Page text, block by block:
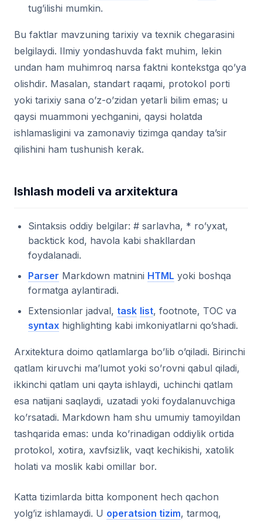
tug’ilishi mumkin.
Bu faktlar mavzuning tarixiy va texnik chegarasini
belgilaydi. Ilmiy yondashuvda fakt muhim, lekin
undan ham muhimroq narsa faktni kontekstga qo’ya
olishdir. Masalan, standart raqami, protokol porti
yoki tarixiy sana o’z-o’zidan yetarli bilim emas; u
qaysi muammoni yechganini, qaysi holatda
ishlamasligini va zamonaviy tizimga qanday ta’sir
qilishini ham tushunish kerak.
Ishlash modeli va arxitektura
Sintaksis oddiy belgilar: # sarlavha, * ro’yxat,
backtick kod, havola kabi shakllardan
foydalanadi.
Parser Markdown matnini HTML yoki boshqa
formatga aylantiradi.
Extensionlar jadval, task list, footnote, TOC va
syntax highlighting kabi imkoniyatlarni qo’shadi.
Arxitektura doimo qatlamlarga bo’lib o’qiladi. Birinchi
qatlam kiruvchi ma’lumot yoki so’rovni qabul qiladi,
ikkinchi qatlam uni qayta ishlaydi, uchinchi qatlam
esa natijani saqlaydi, uzatadi yoki foydalanuvchiga
ko’rsatadi. Markdown ham shu umumiy tamoyildan
tashqarida emas: unda ko’rinadigan oddiylik ortida
protokol, xotira, xavfsizlik, vaqt kechikishi, xatolik
holati va moslik kabi omillar bor.
Katta tizimlarda bitta komponent hech qachon
yolg’iz ishlamaydi. U operatsion tizim, tarmoq,